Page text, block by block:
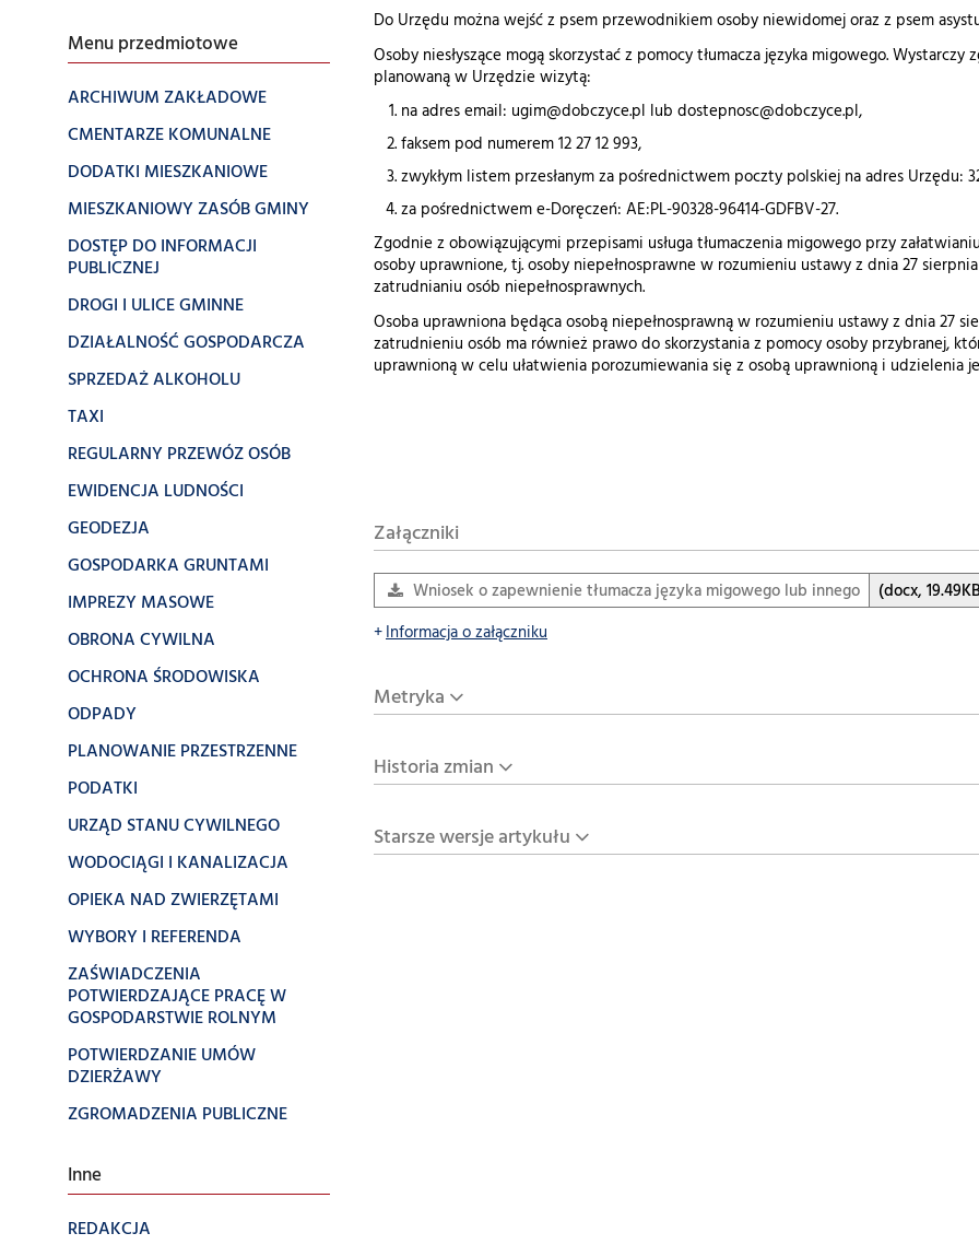
Menu przedmiotowe
ARCHIWUM ZAKŁADOWE
CMENTARZE KOMUNALNE
DODATKI MIESZKANIOWE
MIESZKANIOWY ZASÓB GMINY
DOSTĘP DO INFORMACJI
PUBLICZNEJ
DROGI I ULICE GMINNE
DZIAŁALNOŚĆ GOSPODARCZA
SPRZEDAŻ ALKOHOLU
TAXI
REGULARNY PRZEWÓZ OSÓB
EWIDENCJA LUDNOŚCI
GEODEZJA
GOSPODARKA GRUNTAMI
IMPREZY MASOWE
OBRONA CYWILNA
OCHRONA ŚRODOWISKA
ODPADY
PLANOWANIE PRZESTRZENNE
PODATKI
URZĄD STANU CYWILNEGO
WODOCIĄGI I KANALIZACJA
OPIEKA NAD ZWIERZĘTAMI
WYBORY I REFERENDA
ZAŚWIADCZENIA
POTWIERDZAJĄCE PRACĘ W
GOSPODARSTWIE ROLNYM
POTWIERDZANIE UMÓW
DZIERŻAWY
ZGROMADZENIA PUBLICZNE
Inne
REDAKCJA
Do Urzędu można wejść z psem przewodnikiem osoby niewidomej oraz z psem
Osoby niesłyszące mogą skorzystać z pomocy tłumacza języka migowego.
planowaną w Urzędzie wizytą:
na adres email: ugim@dobczyce.pl lub dostepnosc@dobczyce.pl,
faksem pod numerem 12 27 12 993,
zwykłym listem przesłanym za pośrednictwem poczty polskiej na adres Urzędu:
za pośrednictwem e-Doręczeń: AE:PL-90328-96414-GDFBV-27.
Zgodnie z obowiązującymi przepisami usługa tłumaczenia migowego przy
osoby uprawnione, tj. osoby niepełnosprawne w rozumieniu ustawy z dnia 27
zatrudnianiu osób niepełnosprawnych.
Osoba uprawniona będąca osobą niepełnosprawną w rozumieniu ustawy z dnia 27
zatrudnieniu osób ma również prawo do skorzystania z pomocy osoby przybranej,
uprawnioną w celu ułatwienia porozumiewania się z osobą uprawnioną i udzielenia
Załączniki
Wniosek o zapewnienie tłumacza języka migowego lub innego
(docx,
Informacja o załączniku
Metryka
Historia zmian
Starsze wersje artykułu